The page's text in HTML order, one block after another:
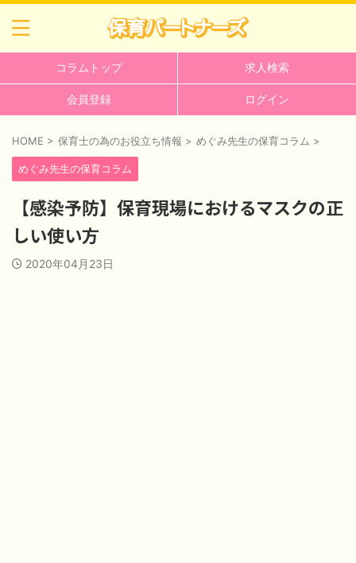
コラムトップ 求人検索
会員登録 ログイン
HOME > 保育士の為のお役立ち情報 > めぐみ先生の保育コラム >
めぐみ先生の保育コラム
【感染予防】保育現場におけるマスクの正
しい使い方
2020年04月23日